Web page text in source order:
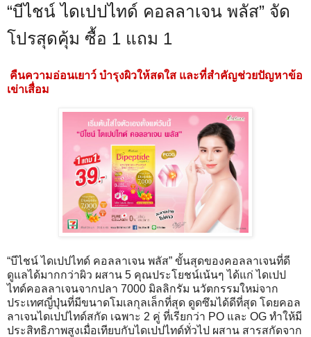
“บีไชน์ ไดเปปไทด์ คอลลาเจน พลัส” จัด
โปรสุดคุ้ม ซื้อ 1 แถม 1
คืนความอ่อนเยาว์ บำรุงผิวให้สดใส และที่สำคัญช่วยปัญหาข้อ
เข่าเสื่อม
“บีไชน์ ไดเปปไทด์ คอลลาเจน พลัส” ขั้นสุดของคอลลาเจนที่ดี
ดูแลได้มากกว่าผิว ผสาน 5 คุณประโยชน์เน้นๆ ได้แก่ ไดเปป
ไทด์คอลลาเจนจากปลา 7000 มิลลิกรัม นวัตกรรมใหม่จาก
ประเทศญี่ปุ่นที่มีขนาดโมเลกุลเล็กที่สุด ดูดซึมได้ดีที่สุด โดยคอล
ลาเจนไดเปปไทด์สกัด เฉพาะ 2 คู่ ที่เรียกว่า PO และ OG ทำให้มี
ประสิทธิภาพสูงเมื่อเทียบกับไดเปปไทด์ทั่วไป ผสาน สารสกัดจาก